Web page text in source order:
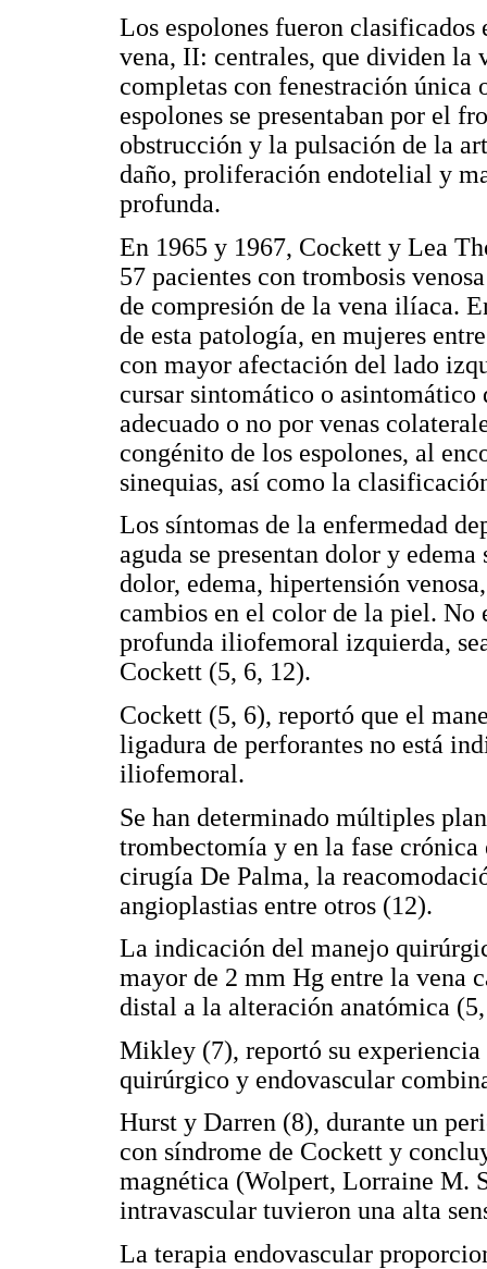
Los espolones fueron
vena, II: centrales, que dividen la
completas con fenestración
espolones se presentaban por el
obstrucción y la pulsación de la
daño, proliferación endotelial y
profunda.
En 1965 y 1967, Cockett y Lea
57 pacientes con trombosis
de compresión de la vena ilíaca.
de esta patología, en mujeres
con mayor afectación del lado
cursar sintomático o asintomático
adecuado o no por venas
congénito de los espolones, al
sinequias, así como la
Los síntomas de la enfermedad
aguda se presentan dolor y
dolor, edema, hipertensión
cambios en el color de la piel. No
profunda iliofemoral izquierda,
Cockett (5, 6, 12).
Cockett (5, 6), reportó que el
ligadura de perforantes no está
iliofemoral.
Se han determinado múltiples
trombectomía y en la fase crónica
cirugía De Palma, la
angioplastias entre otros (12).
La indicación del manejo
mayor de 2 mm Hg entre la vena
distal a la alteración anatómica
Mikley (7), reportó su experiencia
quirúrgico y endovascular
Hurst y Darren (8), durante un
con síndrome de Cockett y
magnética (Wolpert, Lorraine M.
intravascular tuvieron una alta
La terapia endovascular